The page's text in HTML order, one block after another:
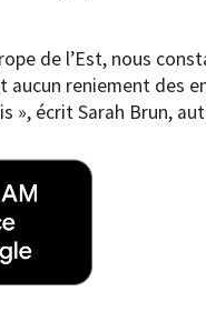
de l’Est, nous
aucun reniement des
», écrit Sarah Brun,